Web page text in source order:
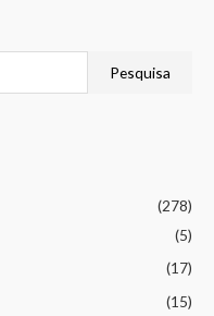
Pesquisa
(278)
(5)
(17)
(15)